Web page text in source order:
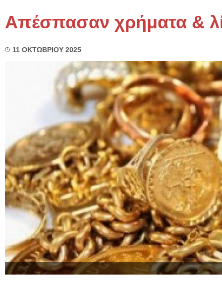
Απέσπασαν χρήματα &
11 ΟΚΤΩΒΡΙΟΥ 2025